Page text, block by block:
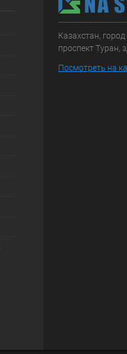
Казахстан,
проспект Туран,
Посмотреть на